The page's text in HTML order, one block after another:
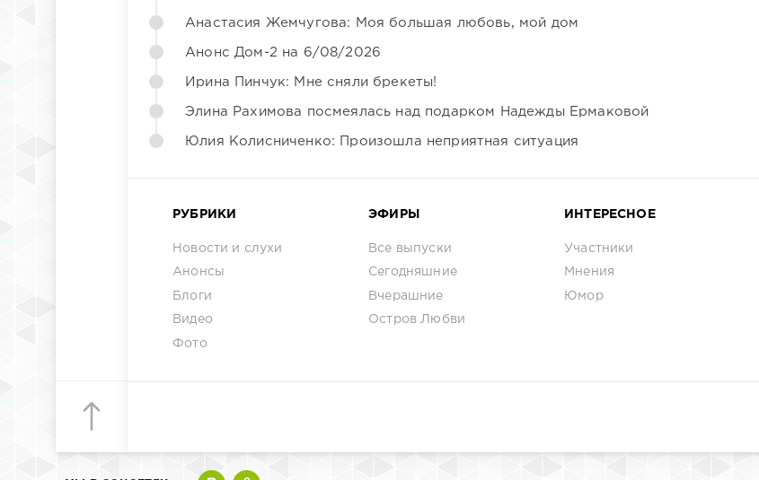
Анастасия Жемчугова: Моя большая любовь, мой дом
Анонс Дом-2 на 6/08/2026
Ирина Пинчук: Мне сняли брекеты!
Элина Рахимова посмеялась над подарком Надежды Ермаковой
Юлия Колисниченко: Произошла неприятная ситуация
РУБРИКИ
Новости и слухи
Анонсы
Блоги
Видео
Фото
ЭФИРЫ
Все выпуски
Сегодняшние
Вчерашние
Остров Любви
ИНТЕРЕСНОЕ
Участники
Мнения
Юмор